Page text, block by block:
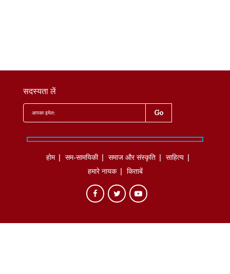
सदस्यता लें
होम सम-सामयिकी समाज और संस्कृति
साहित्‍य
हमारे नायक
किताबें